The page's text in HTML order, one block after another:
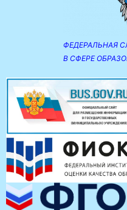
ФЕДЕРАЛЬНАЯ
В СФЕРЕ